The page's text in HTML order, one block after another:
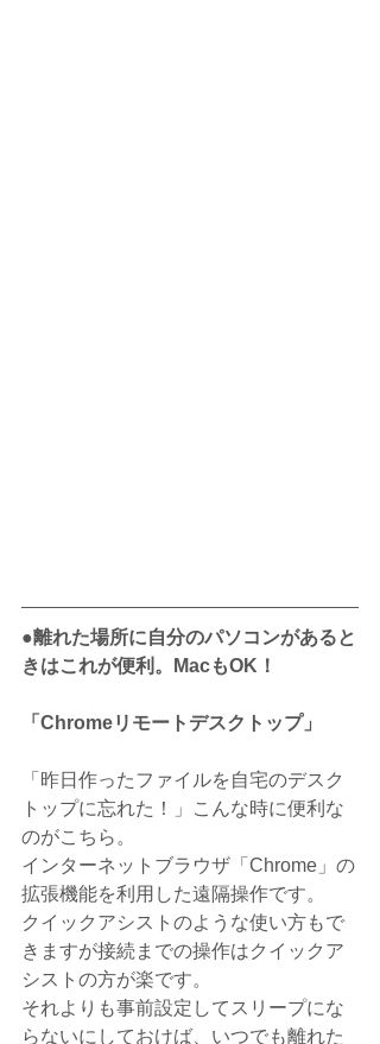
●離れた場所に自分のパソコンがあると
きはこれが便利。MacもOK！
「Chromeリモートデスクトップ」
「昨日作ったファイルを自宅のデスク
トップに忘れた！」こんな時に便利な
のがこちら。
インターネットブラウザ「Chrome」の
拡張機能を利用した遠隔操作です。
クイックアシストのような使い方もで
きますが接続までの操作はクイックア
シストの方が楽です。
それよりも事前設定してスリープにな
らないにしておけば、いつでも離れた